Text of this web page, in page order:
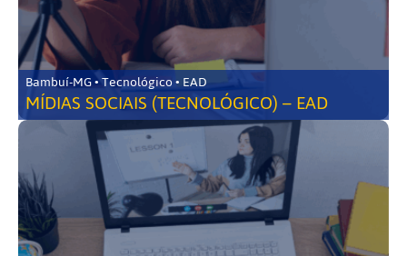
Bambuí-MG • Tecnológico • EAD
MÍDIAS SOCIAIS (TECNOLÓGICO) – EAD